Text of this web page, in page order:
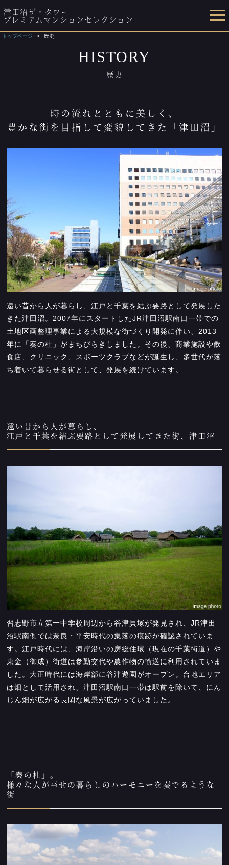
津田沼ザ・タワー
プレミアムマンションセレクション
トップページ 歴史
HISTORY
歴史
時の流れとともに美しく、
豊かな街を目指して変貌してきた「津田沼」
遠い昔から人が暮らし、江戸と千葉を結ぶ要路として発展した
きた津田沼。2007年にスタートしたJR津田沼駅南口一帯での
土地区画整理事業による大規模な街づくり開発に伴い、2013
年に「奏の杜」がまちびらきしました。その後、商業施設や飲
食店、クリニック、スポーツクラブなどが誕生し、多世代が落
ち着いて暮らせる街として、発展を続けています。
遠い昔から人が暮らし、
江戸と千葉を結ぶ要路として発展してきた街、津田沼
習志野市立第一中学校周辺から谷津貝塚が発見され、JR津田
沼駅南側では奈良・平安時代の集落の痕跡が確認されていま
す。江戸時代には、海岸沿いの房総住環（現在の千葉街道）や
東金（御成）街道は参勤交代や農作物の輸送に利用されていま
した。大正時代には海岸部に谷津遊園がオープン。台地エリア
は畑として活用され、津田沼駅南口一帯は駅前を除いて、にん
じん畑が広がる長閑な風景が広がっていました。
「秦の杜」。
様々な人が幸せの暮らしのハーモニーを奏でるような
街